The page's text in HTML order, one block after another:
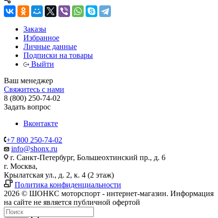
Заказы
Избранное
Личные данные
Подписки на товары
Выйти
Ваш менеджер
Свяжитесь с нами
8 (800) 250-74-02
Задать вопрос
Вконтакте
+7 800 250-74-02
info@shonx.ru
г. Санкт-Петербург, Большеохтинский пр., д. 6
г. Москва,
Крылатская ул., д. 2, к. 4 (2 этаж)
Политика конфиденциальности
2026 © ШОНКС моторспорт - интернет-магазин. Информация
на сайте не является публичной офертой